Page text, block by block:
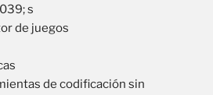
s
de juegos
de codificación sin